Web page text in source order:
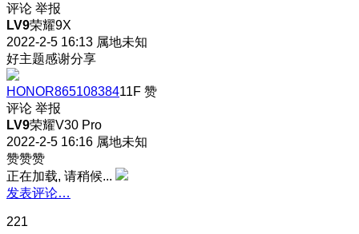
评论 举报
LV9荣耀9X
2022-2-5 16:13 属地未知
好主题感谢分享
HONOR86510838411F 赞
评论 举报
LV9荣耀V30 Pro
2022-2-5 16:16 属地未知
赞赞赞
正在加载, 请稍候...
发表评论…
221